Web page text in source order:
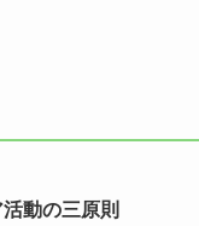
動の三原則